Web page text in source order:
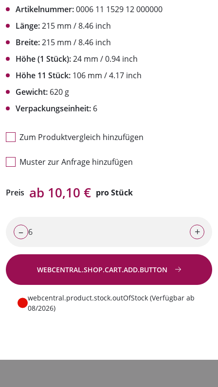
Artikelnummer:0006 11 1529 12 000000
Länge:215 mm / 8.46 inch
Breite:215 mm / 8.46 inch
Höhe (1 Stück):24 mm / 0.94 inch
Höhe 11 Stück: 106 mm / 4.17 inch
Gewicht: 620 g
Verpackungseinheit: 6
Zum Produktvergleich hinzufügen
Muster zur Anfrage hinzufügen
Preis ab 10,10 € pro Stück
– +
WEBCENTRAL.SHOP.CART.ADD.BUTTON
webcentral.product.stock.outOfStock (Verfügbar ab
08/2026)